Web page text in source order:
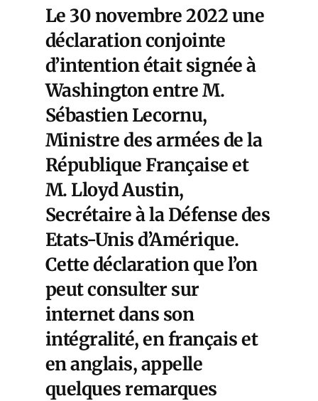
Le 30 novembre 2022 une
déclaration conjointe
d’intention était signée à
Washington entre M.
Sébastien Lecornu,
Ministre des armées de la
République Française et
M. Lloyd Austin,
Secrétaire à la Défense des
Etats-Unis d’Amérique.
Cette déclaration que l’on
peut consulter sur
internet dans son
intégralité, en français et
en anglais, appelle
quelques remarques